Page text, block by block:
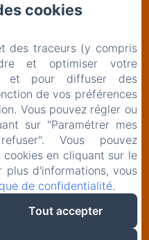
Lothain
nous
FR
cookies
des traceurs (y compris
et optimiser votre
et pour diffuser des
de vos préférences
Vous pouvez régler ou
sur "Paramétrer mes
Vous pouvez
en cliquant sur le
plus d'informations, vous
de confidentialité.
Tout accepter